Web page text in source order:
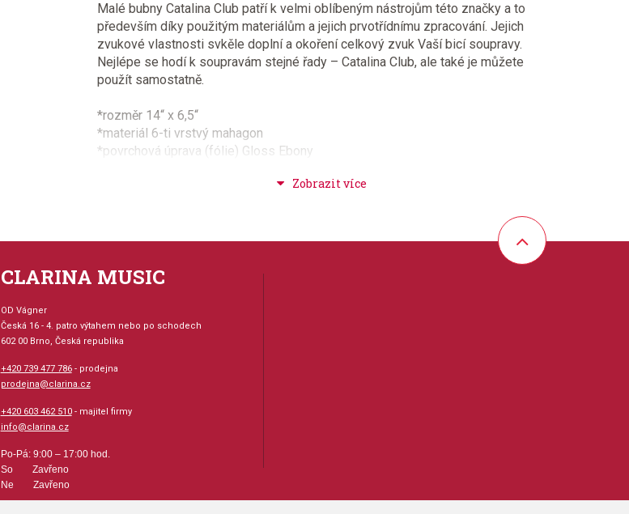
Malé bubny Catalina Club patří k velmi oblíbeným nástrojům této značky a to
především díky použitým materiálům a jejich prvotřídnímu zpracování. Jejich
zvukové vlastnosti svkěle doplní a okoření celkový zvuk Vaší bicí soupravy.
Nejlépe se hodí k soupravám stejné řady – Catalina Club, ale také je můžete
použít samostatně.
*rozměr 14“ x 6,5“
*materiál 6-ti vrstvý mahagon
*povrchová úprava (fólie) Gloss Ebony
*ilustrační foto, uvedená povrchová úprava na obr. č. 2
CLARINA MUSIC
OD Vágner
Česká 16 - 4. patro výtahem nebo po schodech
602 00 Brno, Česká republika
+420 739 477 786- prodejna
prodejna@clarina.cz
+420 603 462 510- majitel firmy
info@clarina.cz
Po-Pá: 9:00 – 17:00 hod.
So Zavřeno
Ne Zavřeno